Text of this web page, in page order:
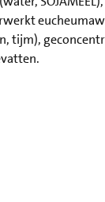
tijm),